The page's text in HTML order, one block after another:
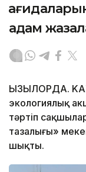
адам
ҚЫЗЫЛОРДА.
экологиялық
тәртіп
тазалығы»
шықты.